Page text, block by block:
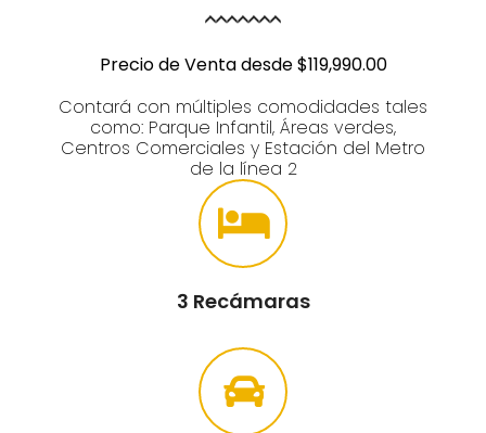
Precio de Venta desde $119,990.00
Contará con múltiples comodidades tales
como: Parque Infantil, Áreas verdes,
Centros Comerciales y Estación del Metro
de la línea 2
3 Recámaras